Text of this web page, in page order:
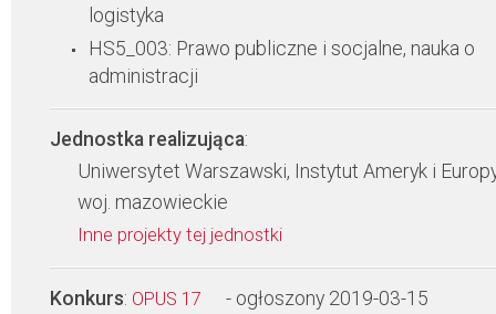
logistyka
HS5_003: Prawo publiczne i socjalne, nauka o
administracji
Jednostka realizująca:
Uniwersytet Warszawski, Instytut Ameryk i
woj. mazowieckie
Inne projekty tej jednostki
Konkurs: OPUS 17 - ogłoszony 2019-03-15